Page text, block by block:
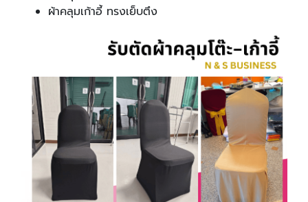
ผ้าคลุมเก้าอี้ ทรงเย็บตึง